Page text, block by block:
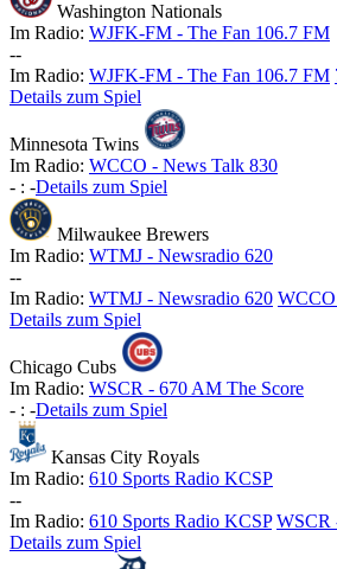
Washington Nationals
Im Radio: WJFK-FM - The Fan 106.7 FM
--
Im Radio: WJFK-FM - The Fan 106.7 FM
Details zum Spiel
Minnesota Twins
Im Radio: WCCO - News Talk 830
- : -Details zum Spiel
Milwaukee Brewers
Im Radio: WTMJ - Newsradio 620
--
Im Radio: WTMJ - Newsradio 620
Details zum Spiel
Chicago Cubs
Im Radio: WSCR - 670 AM The Score
- : -Details zum Spiel
Kansas City Royals
Im Radio: 610 Sports Radio KCSP
--
Im Radio: 610 Sports Radio KCSP WSCR
Details zum Spiel